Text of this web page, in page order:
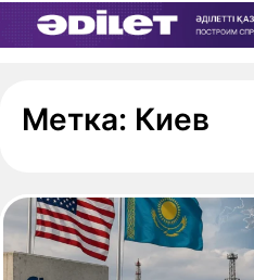
Метка: Киев